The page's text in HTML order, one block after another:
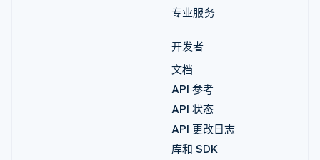
专业服务
开发者
文档
API 参考
API 状态
API 更改日志
库和 SDK